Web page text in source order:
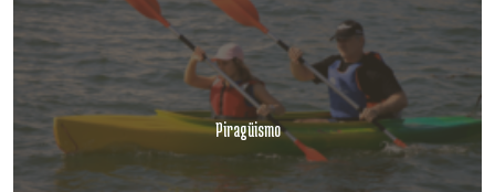
Piragüismo